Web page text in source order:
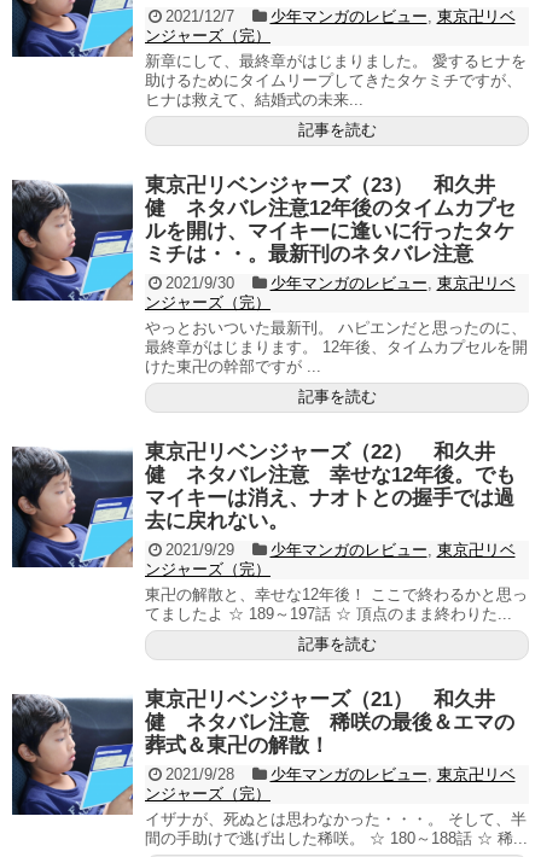
2021/12/7 少年マンガのレビュー 東京卍リベ
ンジャーズ（完）
新章にして、最終章がはじまりました。 愛するヒナを
助けるためにタイムリープしてきたタケミチですが、
ヒナは救えて、結婚式の未来...
記事を読む
東京卍リベンジャーズ（23） 和久井
健 ネタバレ注意12年後のタイムカプセ
ルを開け、マイキーに逢いに行ったタケ
ミチは・・。最新刊のネタバレ注意
2021/9/30 少年マンガのレビュー 東京卍リベ
ンジャーズ（完）
やっとおいついた最新刊。 ハピエンだと思ったのに、
最終章がはじまります。 12年後、タイムカプセルを開
けた東卍の幹部ですが ...
記事を読む
東京卍リベンジャーズ（22） 和久井
健 ネタバレ注意 幸せな12年後。でも
マイキーは消え、ナオトとの握手では過
去に戻れない。
2021/9/29 少年マンガのレビュー 東京卍リベ
ンジャーズ（完）
東卍の解散と、幸せな12年後！ ここで終わるかと思っ
てましたよ ☆ 189～197話 ☆ 頂点のまま終わりた...
記事を読む
東京卍リベンジャーズ（21） 和久井
健 ネタバレ注意 稀咲の最後＆エマの
葬式＆東卍の解散！
2021/9/28 少年マンガのレビュー 東京卍リベ
ンジャーズ（完）
イザナが、死ぬとは思わなかった・・・。 そして、半
間の手助けで逃げ出した稀咲。 ☆ 180～188話 ☆ 稀...